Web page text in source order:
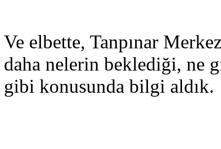
Ve elbette, Tanpınar
daha nelerin beklediği, ne
gibi konusunda bilgi aldık.